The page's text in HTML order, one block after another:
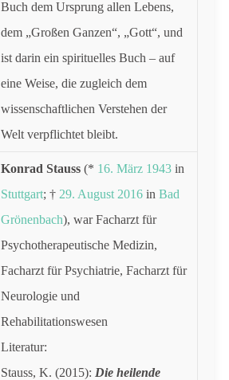
Buch dem Ursprung allen Lebens,
dem „Großen Ganzen“, „Gott“, und
ist darin ein spirituelles Buch – auf
eine Weise, die zugleich dem
wissenschaftlichen Verstehen der
Welt verpflichtet bleibt.
Konrad Stauss (* 16. März 1943 in
Stuttgart; † 29. August 2016 inBad
Grönenbach), war Facharzt für
Psychotherapeutische Medizin,
Facharzt für Psychiatrie, Facharzt für
Neurologie und
Rehabilitationswesen
Literatur:
Stauss, K. (2015): Die heilende